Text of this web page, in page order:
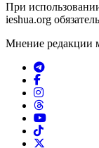
При
ieshua.org
Мнение редакции